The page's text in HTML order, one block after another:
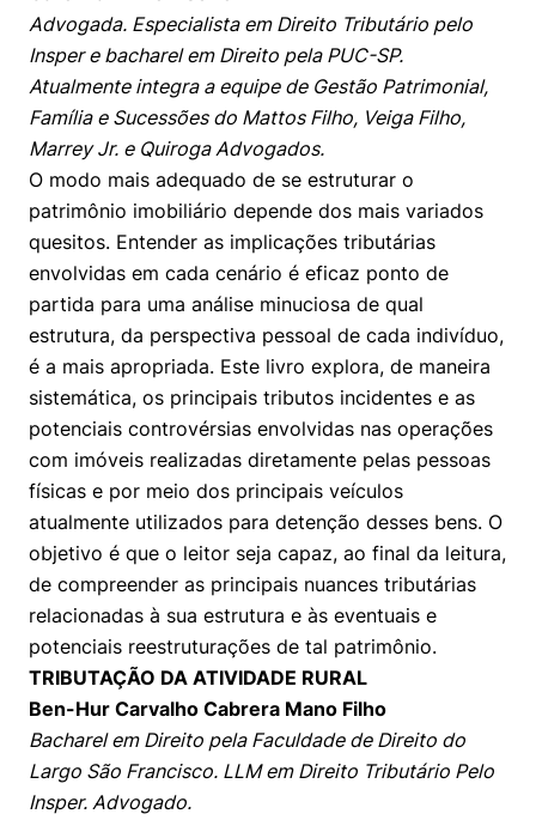
Advogada. Especialista em Direito Tributário pelo
Insper e bacharel em Direito pela PUC-SP.
Atualmente integra a equipe de Gestão Patrimonial,
Família e Sucessões do Mattos Filho, Veiga Filho,
Marrey Jr. e Quiroga Advogados.
O modo mais adequado de se estruturar o
patrimônio imobiliário depende dos mais variados
quesitos. Entender as implicações tributárias
envolvidas em cada cenário é eficaz ponto de
partida para uma análise minuciosa de qual
estrutura, da perspectiva pessoal de cada indivíduo,
é a mais apropriada. Este livro explora, de maneira
sistemática, os principais tributos incidentes e as
potenciais controvérsias envolvidas nas operações
com imóveis realizadas diretamente pelas pessoas
físicas e por meio dos principais veículos
atualmente utilizados para detenção desses bens. O
objetivo é que o leitor seja capaz, ao final da leitura,
de compreender as principais nuances tributárias
relacionadas à sua estrutura e às eventuais e
potenciais reestruturações de tal patrimônio.
TRIBUTAÇÃO DA ATIVIDADE RURAL
Ben-Hur Carvalho Cabrera Mano Filho
Bacharel em Direito pela Faculdade de Direito do
Largo São Francisco. LLM em Direito Tributário Pelo
Insper. Advogado.